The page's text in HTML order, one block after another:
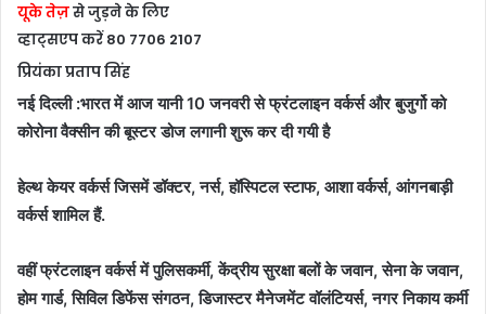
यूके तेज़से जुड़ने के लिए
व्हाट्सएप करें 80 7706 2107
प्रियंका प्रताप सिंह
नई दिल्ली :भारत में आज यानी 10 जनवरी से फ्रंटलाइन वर्कर्स और बुजुर्गो को
कोरोना वैक्सीन की बूस्टर डोज लगानी शुरू कर दी गयी है
हेल्थ केयर वर्कर्स जिसमें डॉक्टर, नर्स, हॉस्पिटल स्टाफ, आशा वर्कर्स, आंगनबाड़ी
वर्कर्स शामिल हैं.
वहीं फ्रंटलाइन वर्कर्स में पुलिसकर्मी, केंद्रीय सुरक्षा बलों के जवान, सेना के जवान,
होम गार्ड, सिविल डिफेंस संगठन, डिजास्टर मैनेजमेंट वॉलंटियर्स, नगर निकाय कर्मी